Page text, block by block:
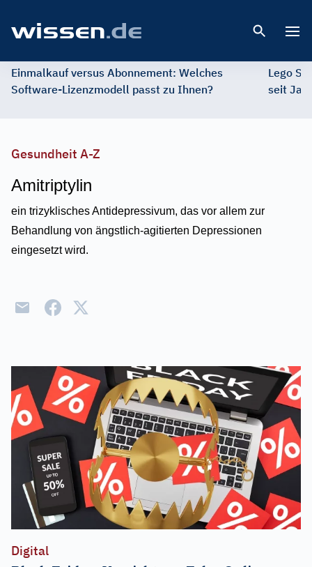
Einmalkauf versus Abonnement: Welches
Software-Lizenzmodell passt zu Ihnen?
Lego
seit
Gesundheit A-Z
Amitriptylin
ein trizyklisches Antidepressivum, das vor allem zur
Behandlung von ängstlich-agitierten Depressionen
eingesetzt wird.
Digital